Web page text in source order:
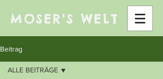
MOSER'S WELT
Beitrag
ALLE BEITRÄGE